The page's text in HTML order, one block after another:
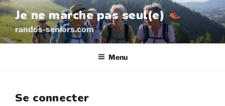
Aller
au
contenu
principal
Je ne marche pas seul(e)
randos-seniors.com
Menu
Se connecter